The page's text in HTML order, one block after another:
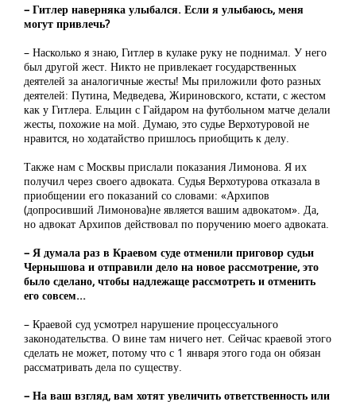
– Гитлер наверняка улыбался. Если я улыбаюсь, меня
могут привлечь?
– Насколько я знаю, Гитлер в кулаке руку не поднимал. У него
был другой жест. Никто не привлекает государственных
деятелей за аналогичные жесты! Мы приложили фото разных
деятелей: Путина, Медведева, Жириновского, кстати, с жестом
как у Гитлера. Ельцин с Гайдаром на футбольном матче делали
жесты, похожие на мой. Думаю, это судье Верхотуровой не
нравится, но ходатайство пришлось приобщить к делу.
Также нам с Москвы прислали показания Лимонова. Я их
получил через своего адвоката. Судья Верхотурова отказала в
приобщении его показаний со словами: «Архипов
(допросивший Лимонова)не является вашим адвокатом». Да,
но адвокат Архипов действовал по поручению моего адвоката.
– Я думала раз в Краевом суде отменили приговор судьи
Чернышова и отправили дело на новое рассмотрение, это
было сделано, чтобы надлежаще рассмотреть и отменить
его совсем...
– Краевой суд усмотрел нарушение процессуального
законодательства. О вине там ничего нет. Сейчас краевой этого
сделать не может, потому что с 1 января этого года он обязан
рассматривать дела по существу.
– На ваш взгляд, вам хотят увеличить ответственность или